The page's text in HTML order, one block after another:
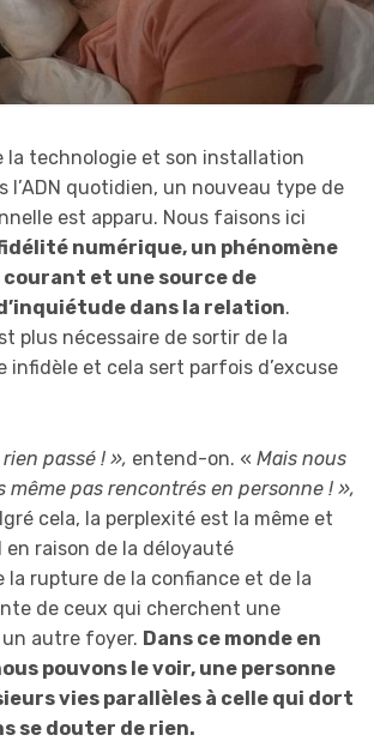
la technologie et son installation
l’ADN quotidien, un nouveau type de
est apparu. Nous faisons ici
numérique, un phénomène
courant et une source de
dans la relation.
plus nécessaire de sortir de la
infidèle et cela sert parfois d’excuse
rien passé ! », entend-on. « Mais nous
même pas rencontrés en personne ! »,
cela, la perplexité est la même et
en raison de la déloyauté
la rupture de la confiance et de la
de ceux qui cherchent une
autre foyer. Dans ce monde en
pouvons le voir, une personne
vies parallèles à celle qui dort
se douter de rien.